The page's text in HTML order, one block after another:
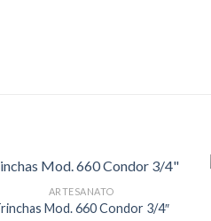
ARTESANATO
Mod. 660 Condor 3/4″